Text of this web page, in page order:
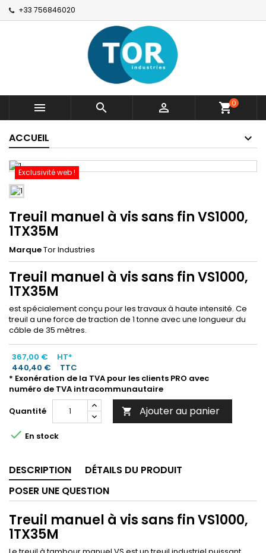
+33 756846020
   shopping_cart0
ACCUEIL
Exclusivité web !
Treuil manuel à vis sans fin VS1000,
1TX35M
MarqueTor Industries
Treuil manuel à vis sans fin VS1000,
1TX35M
est spécialement conçu pour les travaux à haute intensité. Ce
treuil a une force de traction de 1 tonne avec une longueur du
câble de 35 mètres.
367,00 €
HT*
440,40 €
TTC
* Exonération de la TVA pour les clients PRO avec
numéro de TVA intracommunautaire
Quantité
 Ajouter au panier
 En stock
DESCRIPTION
DÉTAILS DU PRODUIT
POSER UNE QUESTION
Treuil manuel à vis sans fin VS1000,
1TX35M